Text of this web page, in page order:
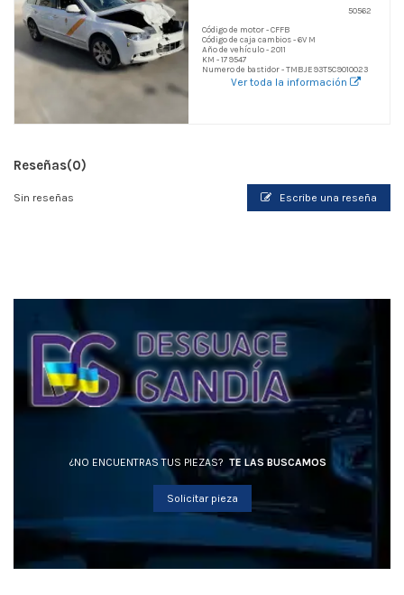
50562
Código de motor - CFFB
Código de caja cambios - 6V M
Año de vehículo - 2011
KM - 179547
Numero de bastidor - TMBJE93T5C9010023
Ver toda la información
Reseñas(0)
Sin reseñas Escribe una reseña
¿NO ENCUENTRAS TUS PIEZAS? TE LAS BUSCAMOS
Solicitar pieza